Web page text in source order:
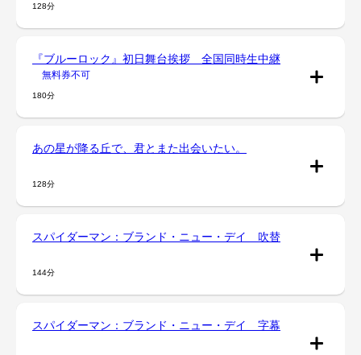
128分
『ブルーロック』初日舞台挨拶 全国同時生中継
無料券不可
180分
あの星が降る丘で、君とまた出会いたい。
128分
スパイダーマン：ブランド・ニュー・デイ 吹替
144分
スパイダーマン：ブランド・ニュー・デイ 字幕